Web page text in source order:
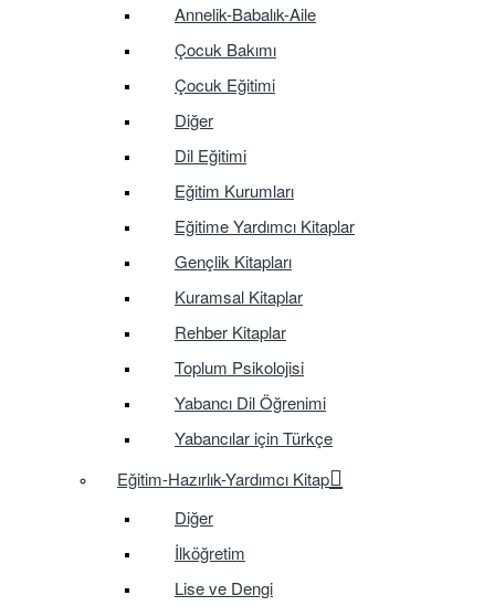
Annelik-Babalık-Aile
Çocuk Bakımı
Çocuk Eğitimi
Diğer
Dil Eğitimi
Eğitim Kurumları
Eğitime Yardımcı Kitaplar
Gençlik Kitapları
Kuramsal Kitaplar
Rehber Kitaplar
Toplum Psikolojisi
Yabancı Dil Öğrenimi
Yabancılar için Türkçe
Eğitim-Hazırlık-Yardımcı Kitap
Diğer
İlköğretim
Lise ve Dengi